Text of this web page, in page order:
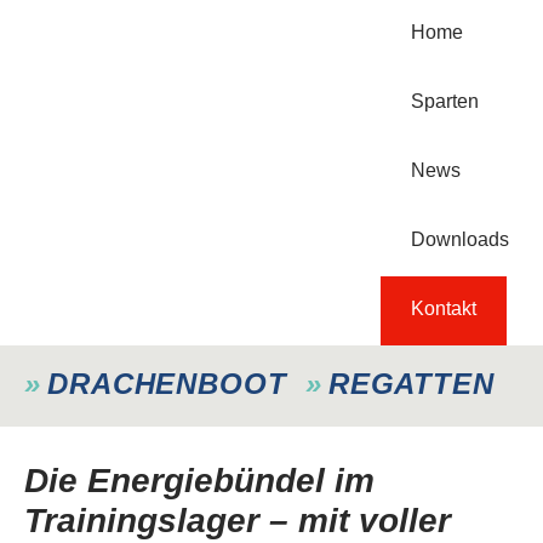
Home
Sparten
News
Downloads
Kontakt
DRACHENBOOT REGATTEN
Die Energiebündel im
Trainingslager – mit voller